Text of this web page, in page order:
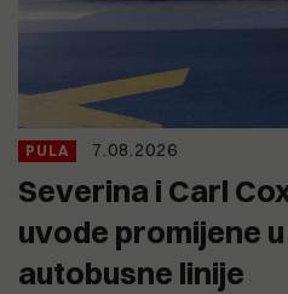
PULA 7.08.2026
Severina i Carl
uvode promijene
autobusne linije